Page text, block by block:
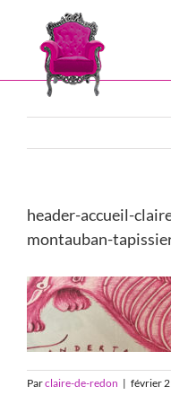
contenu
header-accueil-
montauban-
Parclaire-de-redon | février